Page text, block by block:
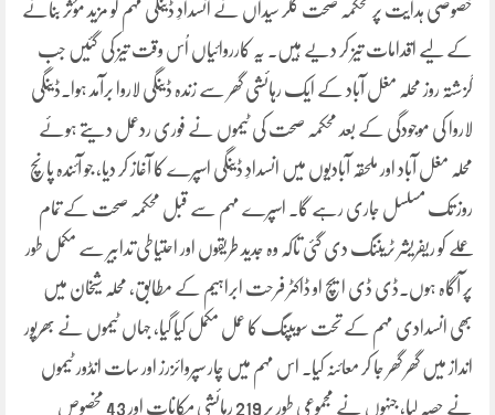
خصوصی ہدایت پر محکمہ صحت کلر سیداں نے انسدادِ ڈینگی مہم کو مزید مؤثر بنانے
کے لیے اقدامات تیز کر دیے ہیں۔ یہ کارروائیاں اُس وقت تیز کی گئیں جب
گزشتہ روز محلہ مغل آباد کے ایک رہائشی گھر سے زندہ ڈینگی لاروا برآمد ہوا۔ڈینگی
لاروا کی موجودگی کے بعد محکمہ صحت کی ٹیموں نے فوری ردعمل دیتے ہوئے
محلہ مغل آباد اور ملحقہ آبادیوں میں انسدادِ ڈینگی اسپرے کا آغاز کر دیا، جو آئندہ پانچ
روز تک مسلسل جاری رہے گا۔ اسپرے مہم سے قبل محکمہ صحت کے تمام
عملے کو ریفریشر ٹریننگ دی گئی تاکہ وہ جدید طریقوں اور احتیاطی تدابیر سے مکمل طور
پر آگاہ ہوں۔ڈی ڈی ایچ او ڈاکٹر فرحت ابراہیم کے مطابق، محلہ شیخان میں
بھی انسدادی مہم کے تحت سویپنگ کا عمل مکمل کیا گیا، جہاں ٹیموں نے بھرپور
انداز میں گھر گھر جا کر معائنہ کیا۔ اس مہم میں چار سپروائزرز اور سات انڈور ٹیموں
نے حصہ لیا، جنہوں نے مجموعی طور پر 219 رہائشی مکانات اور 43 مخصوص